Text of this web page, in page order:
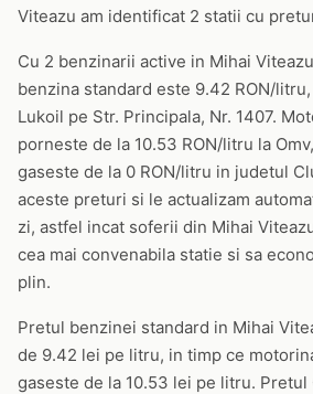
Viteazu am identificat 2 statii cu
Cu 2 benzinarii active in Mihai
benzina standard este 9.42 RON/
Lukoil pe Str. Principala, Nr. 1407.
porneste de la 10.53 RON/litru la
gaseste de la 0 RON/litru in judetul
aceste preturi si le actualizam
zi, astfel incat soferii din Mihai
cea mai convenabila statie si sa
plin.
Pretul benzinei standard in Mihai
de 9.42 lei pe litru, in timp ce
gaseste de la 10.53 lei pe litru. Pretul